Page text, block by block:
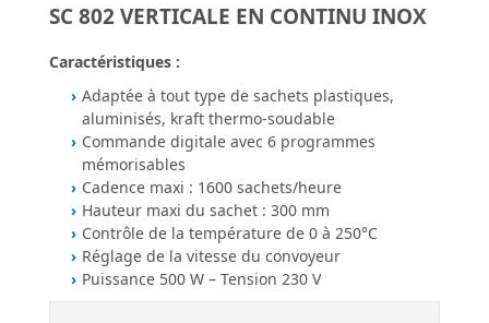
SC 802 VERTICALE EN CONTINU INOX
Caractéristiques :
Adaptée à tout type de sachets plastiques,
aluminisés, kraft thermo-soudable
Commande digitale avec 6 programmes
mémorisables
Cadence maxi : 1600 sachets/heure
Hauteur maxi du sachet : 300 mm
Contrôle de la température de 0 à 250°C
Réglage de la vitesse du convoyeur
Puissance 500 W – Tension 230 V